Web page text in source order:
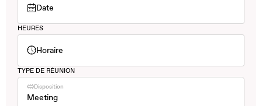
Date
HEURES
Horaire
TYPE DE RÉUNION
Disposition
Meeting